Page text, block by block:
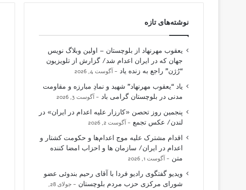
نوشته‌های تازه
یعقوب مهرنهاد از بلوچستان – اولین وبلاگ نویس
جهان که در ایران اعدام شد/ گزارش از تلویزیون
“رُژن” راجع به زنده یاد
آگوست 4, 2026
یاد “یعقوب مهرنهاد” شهید و نمادِ مبارزه و مقاومت
مدنی در بلوچستان گرامی باد
آگوست 3, 2026
پنجمین روز تحصن «کارزار علیه اعدام در ایران» در
لندن/ عکس تجمع
آگوست 2, 2026
اقدام مشترک علیه موج اعدام‌ها و حکومت کشتار و
اعدام در ایران/ سازمان ها و احزاب امضا کننده
متن
آگوست 1, 2026
ویدیو گفتگوی رادیو فردا با آقای رحیم بندوئی عضو
شورای مرکزی حزب مردم بلوچستان
جولای 28,